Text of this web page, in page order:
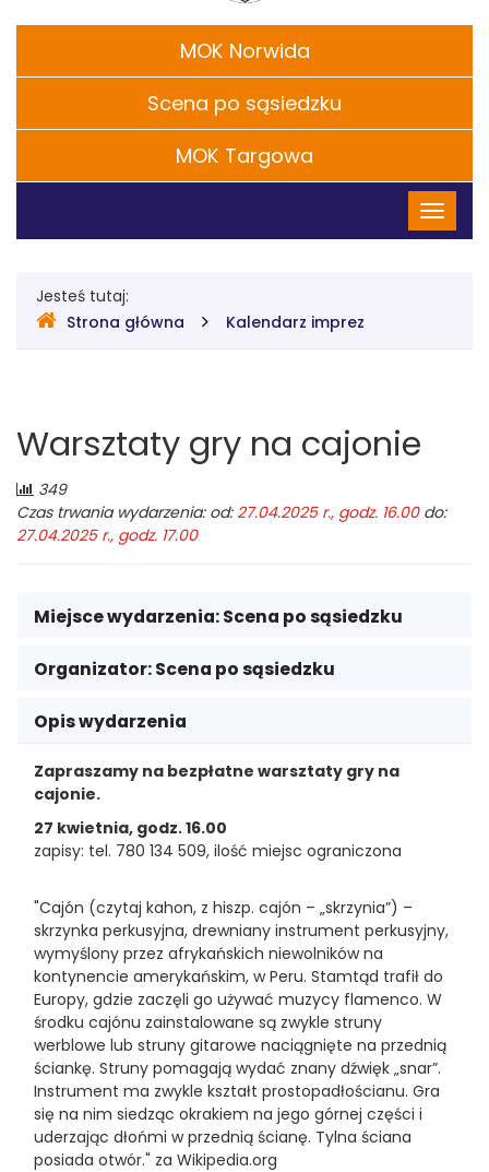
CH.
S.
Chaplina
w
MOK Norwida
Scena po sąsiedzku
MOK Targowa
główne
Gdzie
jesteśmy
Jesteś tutaj:
Strona główna
Kalendarz imprez
Warsztaty gry na cajonie
Liczba
odwiedzających:
349
Czas trwania wydarzenia: od:27.04.2025 r., godz. 16.00do:
27.04.2025 r., godz. 17.00
Miejsce wydarzenia:Scena po sąsiedzku
Organizator:Scena po sąsiedzku
Opis wydarzenia
Zapraszamy na bezpłatne warsztaty gry na
cajonie.
27 kwietnia, godz. 16.00
zapisy: tel. 780 134 509, ilość miejsc ograniczona
"Cajón (czytaj kahon, z hiszp. cajón – „skrzynia”) –
skrzynka perkusyjna, drewniany instrument perkusyjny,
wymyślony przez afrykańskich niewolników na
kontynencie amerykańskim, w Peru. Stamtąd trafił do
Europy, gdzie zaczęli go używać muzycy flamenco. W
środku cajónu zainstalowane są zwykle struny
werblowe lub struny gitarowe naciągnięte na przednią
ściankę. Struny pomagają wydać znany dźwięk „snar”.
Instrument ma zwykle kształt prostopadłościanu. Gra
się na nim siedząc okrakiem na jego górnej części i
uderzając dłońmi w przednią ścianę. Tylna ściana
posiada otwór." za Wikipedia.org